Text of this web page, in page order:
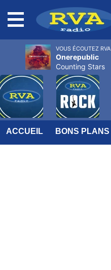
ACCUEIL BONS PLANS
VOUS ÉCOUTEZ RVA
Onerepublic
Counting Stars